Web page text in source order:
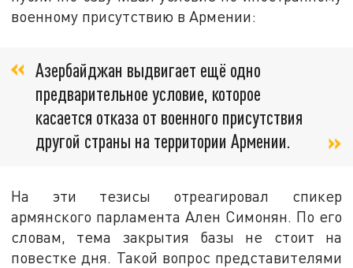
военному присутствию в Армении:
Азербайджан выдвигает ещё одно
предварительное условие, которое
касается отказа от военного присутствия
другой страны на территории Армении.
На эти тезисы отреагировал спикер
армянского парламента Ален Симонян. По его
словам, тема закрытия базы не стоит на
повестке дня. Такой вопрос представителями